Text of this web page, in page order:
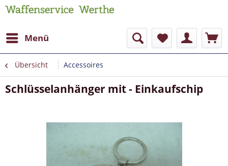
Menü
Übersicht Accessoires
Schlüsselanhänger mit - Einkaufschip